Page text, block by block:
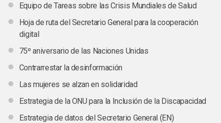
Equipo de Tareas sobre las Crisis Mundiales de Salud
Hoja de ruta del Secretario General para la cooperación
digital
75º aniversario de las Naciones Unidas
Contrarrestar la desinformación
Las mujeres se alzan en solidaridad
Estrategia de la ONU para la Inclusión de la Discapacidad
Estrategia de datos del Secretario General (EN)